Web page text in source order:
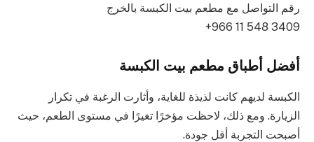
رقم التواصل مع مطعم بيت الكبسة بالخرج
أفضل أطباق مطعم بيت الكبسة
الكبسة لديهم كانت لذيذة للغاية، وأثارت الرغبة في تكرار
الزيارة. ومع ذلك، لاحظت مؤخرًا تغيرًا في مستوى الطعم، حيث
أصبحت التجربة أقل جودة.